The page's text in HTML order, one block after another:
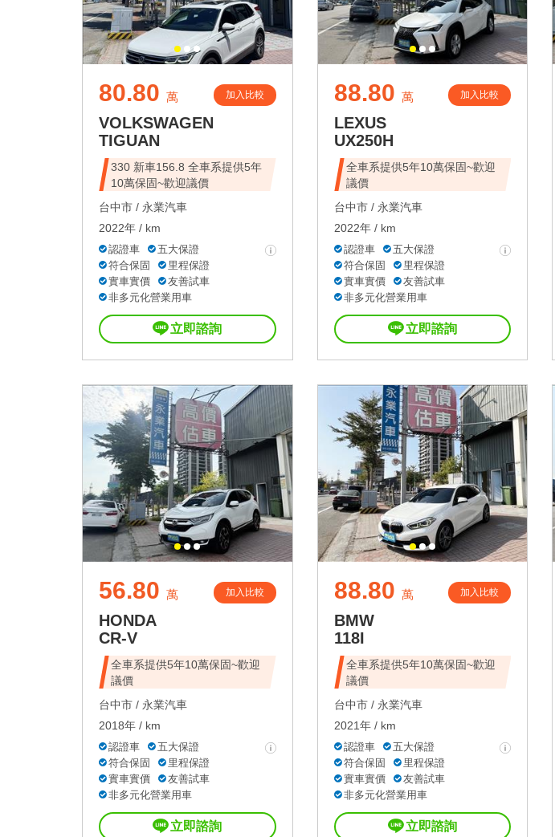
80.80 萬 加入比較
VOLKSWAGEN
TIGUAN
330 新車156.8 全車系提供5年
10萬保固~歡迎議價
台中市 / 永業汽車
2022年 / km
認證車
五大保證
符合保固
里程保證
實車實價
友善試車
非多元化營業用車
立即諮詢
88.80 萬 加入比較
LEXUS
UX250H
全車系提供5年10萬保固~歡迎
議價
台中市 / 永業汽車
2022年 / km
認證車
五大保證
符合保固
里程保證
實車實價
友善試車
非多元化營業用車
立即諮詢
56.80 萬 加入比較
HONDA
CR-V
全車系提供5年10萬保固~歡迎
議價
台中市 / 永業汽車
2018年 / km
認證車
五大保證
符合保固
里程保證
實車實價
友善試車
非多元化營業用車
立即諮詢
88.80 萬 加入比較
BMW
118I
全車系提供5年10萬保固~歡迎
議價
台中市 / 永業汽車
2021年 / km
認證車
五大保證
符合保固
里程保證
實車實價
友善試車
非多元化營業用車
立即諮詢